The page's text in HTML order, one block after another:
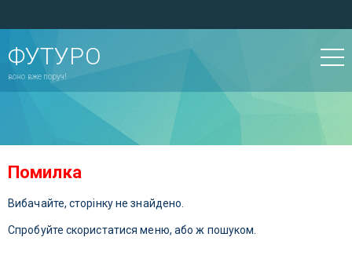
ФУТУРО
воно вже поруч!
Помилка
Вибачайте, сторінку не знайдено.
Спробуйте скористатися меню, або ж пошуком.